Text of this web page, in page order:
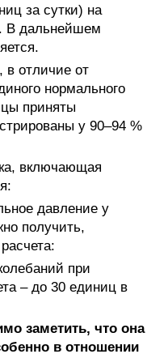
за сутки) на
В дальнейшем
в отличие от
нормального
приняты
у 90–94 %
включающая
давление у
получить,
при
– до 30 единиц в
заметить, что она
в отношении